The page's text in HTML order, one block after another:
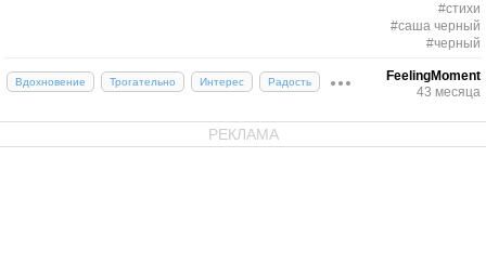
#стихи
#саша черный
#черный
Вдохновение Трогательно Интерес Радость
FeelingMoment
43 месяца
РЕКЛАМА